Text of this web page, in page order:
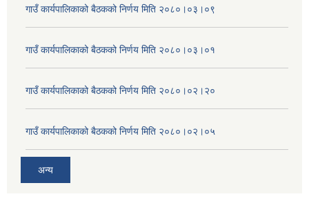
गाउँ कार्यपालिकाको बैठकको निर्णय मिति २०८०।०३।०९
गाउँ कार्यपालिकाको बैठकको निर्णय मिति २०८०।०३।०१
गाउँ कार्यपालिकाको बैठकको निर्णय मिति २०८०।०२।२०
गाउँ कार्यपालिकाको बैठकको निर्णय मिति २०८०।०२।०५
अन्य